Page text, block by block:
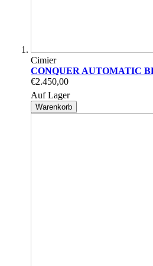
Cimier
CONQUER AUTOMATIC
€2.450,00
Auf Lager
Warenkorb